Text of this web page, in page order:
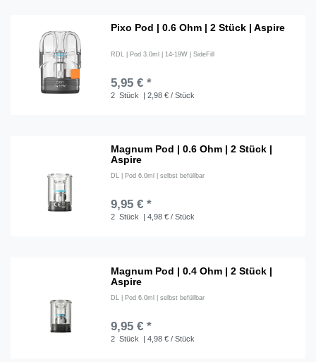
Pixo Pod | 0.6 Ohm | 2 Stück | Aspire
RDL | Pod 3.0ml | 14-19W | SideFill
5,95 € *
2 Stück | 2,98 € / Stück
Magnum Pod | 0.6 Ohm | 2 Stück |
Aspire
DL | Pod 6.0ml | selbst befüllbar
9,95 € *
2 Stück | 4,98 € / Stück
Magnum Pod | 0.4 Ohm | 2 Stück |
Aspire
DL | Pod 6.0ml | selbst befüllbar
9,95 € *
2 Stück | 4,98 € / Stück